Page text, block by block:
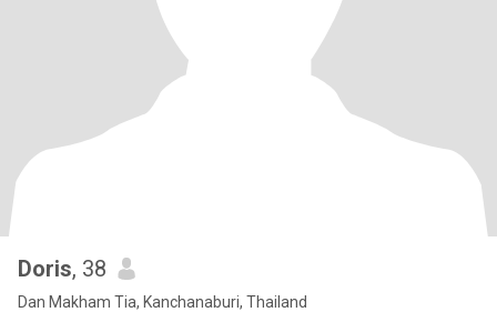
Doris, 38
Dan Makham Tia, Kanchanaburi, Thailand